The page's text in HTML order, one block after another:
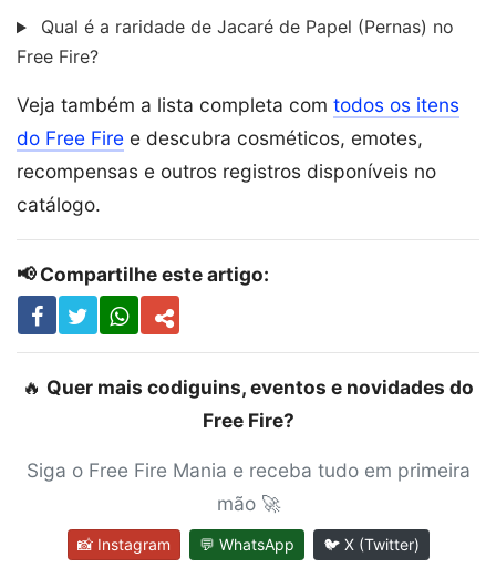
Qual é a raridade de Jacaré de Papel (Pernas) no
Free Fire?
Veja também a lista completa com todos os itens
do Free Fire e descubra cosméticos, emotes,
recompensas e outros registros disponíveis no
catálogo.
📢 Compartilhe este artigo:
🔥 Quer mais codiguins, eventos e novidades do
Free Fire?
Siga o Free Fire Mania e receba tudo em primeira
mão 🚀
📸 Instagram 💬 WhatsApp 🐦 X (Twitter)